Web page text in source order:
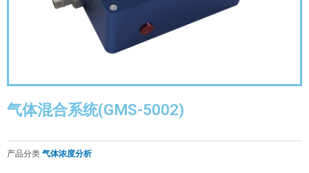
气体混合系统(GMS-5002)
产品分类 气体浓度分析